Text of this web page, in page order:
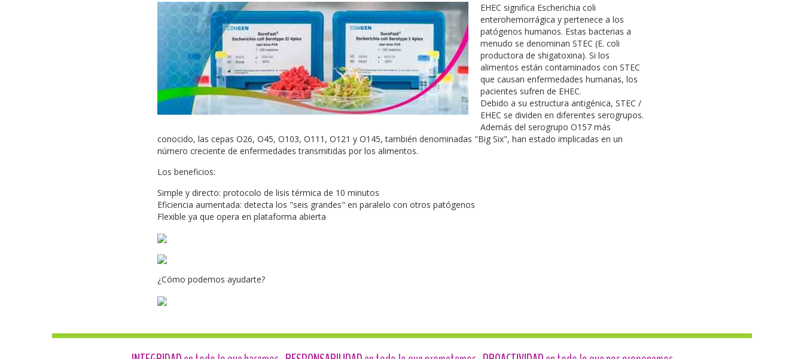
EHEC significa Escherichia coli
enterohemorrágica y pertenece a los
patógenos humanos. Estas bacterias a
menudo se denominan STEC (E. coli
productora de shigatoxina). Si los
alimentos están contaminados con STEC
que causan enfermedades humanas, los
pacientes sufren de EHEC.
Debido a su estructura antigénica, STEC /
EHEC se dividen en diferentes serogrupos.
Además del serogrupo O157 más
conocido, las cepas O26, O45, O103, O111, O121 y O145, también denominadas "Big Six", han estado implicadas en un
número creciente de enfermedades transmitidas por los alimentos.
Los beneficios:
Simple y directo: protocolo de lisis térmica de 10 minutos
Eficiencia aumentada: detecta los "seis grandes" en paralelo con otros patógenos
Flexible ya que opera en plataforma abierta
¿Cómo podemos ayudarte?